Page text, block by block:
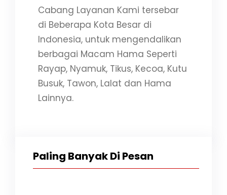
Cabang Layanan Kami tersebar
di Beberapa Kota Besar di
Indonesia, untuk mengendalikan
berbagai Macam Hama Seperti
Rayap, Nyamuk, Tikus, Kecoa, Kutu
Busuk, Tawon, Lalat dan Hama
Lainnya.
Paling Banyak Di Pesan